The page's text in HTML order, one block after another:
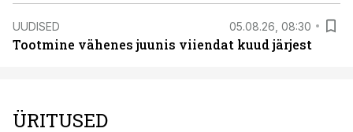
UUDISED 05.08.26, 08:30
Tootmine vähenes juunis viiendat kuud järjest
ÜRITUSED